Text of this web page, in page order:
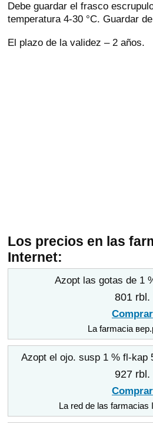
Debe guardar el frasco
temperatura 4-30 °C. Guardar
El plazo de la validez – 2 años.
Los precios en las
Internet:
Azopt las gotas de 1
801 rbl.
Comprar
La farmacia
Azopt el ojo. susp 1 % fl-kap
927 rbl.
Comprar
La red de las farmacias